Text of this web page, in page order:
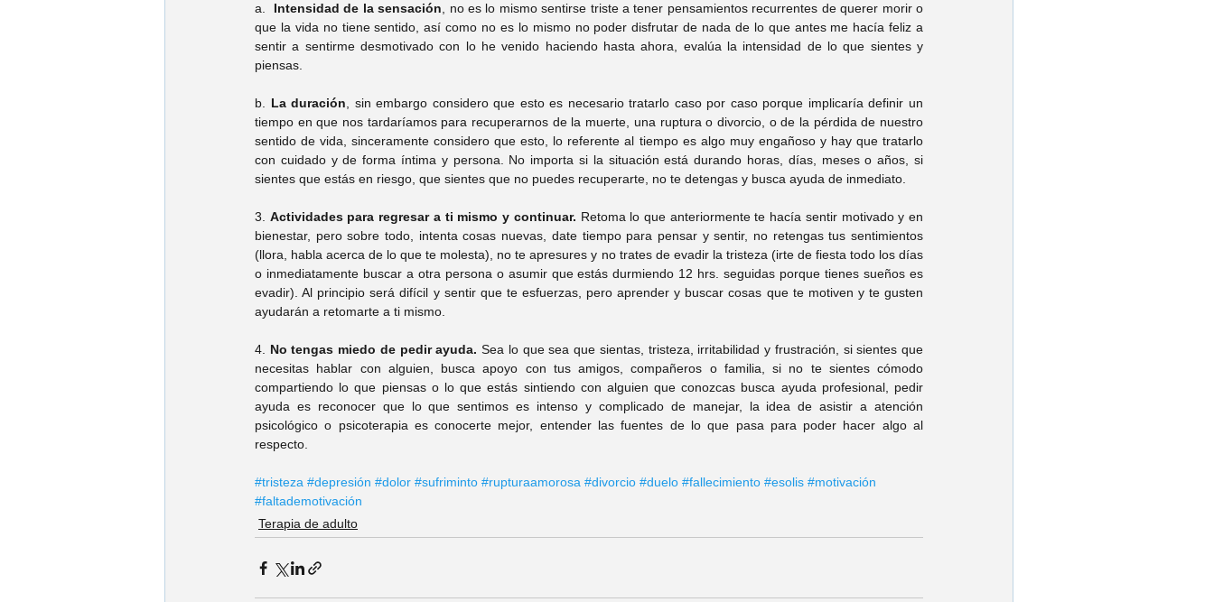
a. Intensidad de la sensación , no es lo mismo sentirse triste a tener pensamientos recurrentes de querer morir o
que la vida no tiene sentido, así como no es lo mismo no poder disfrutar de nada de lo que antes me hacía feliz a
sentir a sentirme desmotivado con lo he venido haciendo hasta ahora, evalúa la intensidad de lo que sientes y
piensas.
b. La duración , sin embargo considero que esto es necesario tratarlo caso por caso porque implicaría definir un
tiempo en que nos tardaríamos para recuperarnos de la muerte, una ruptura o divorcio, o de la pérdida de nuestro
sentido de vida, sinceramente considero que esto, lo referente al tiempo es algo muy engañoso y hay que tratarlo
con cuidado y de forma íntima y persona. No importa si la situación está durando horas, días, meses o años, si
sientes que estás en riesgo, que sientes que no puedes recuperarte, no te detengas y busca ayuda de inmediato.
3. Actividades para regresar a ti mismo y continuar. Retoma lo que anteriormente te hacía sentir motivado y en
bienestar, pero sobre todo, intenta cosas nuevas, date tiempo para pensar y sentir, no retengas tus sentimientos
(llora, habla acerca de lo que te molesta), no te apresures y no trates de evadir la tristeza (irte de fiesta todo los días
o inmediatamente buscar a otra persona o asumir que estás durmiendo 12 hrs. seguidas porque tienes sueños es
evadir). Al principio será difícil y sentir que te esfuerzas, pero aprender y buscar cosas que te motiven y te gusten
ayudarán a retomarte a ti mismo.
4. No tengas miedo de pedir ayuda. Sea lo que sea que sientas, tristeza, irritabilidad y frustración, si sientes que
necesitas hablar con alguien, busca apoyo con tus amigos, compañeros o familia, si no te sientes cómodo
compartiendo lo que piensas o lo que estás sintiendo con alguien que conozcas busca ayuda profesional, pedir
ayuda es reconocer que lo que sentimos es intenso y complicado de manejar, la idea de asistir a atención
psicológico o psicoterapia es conocerte mejor, entender las fuentes de lo que pasa para poder hacer algo al
respecto.
#tristeza #depresión #dolor #sufriminto #rupturaamorosa #divorcio #duelo #fallecimiento #esolis #motivación
#faltademotivación
Terapia de adulto